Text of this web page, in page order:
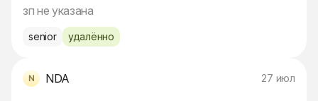
зп не указана
senior удалённо
NDA 27 июл